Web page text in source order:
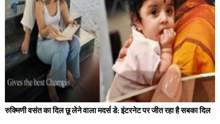
रुक्मिणी वसंत का दिल छू लेने वाला मदर्स डे: इंटरनेट पर जीत रहा है सबका दिल